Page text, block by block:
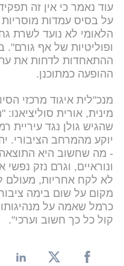
עוד נאמר כי אין זה
על בסיס עמדות מוסריות
הלאומי לא נועד לשרת
ופוליטיות של אף
ההתאחדות לדחות את
ההופעה כמתוכנן.
מנכ"לית איגוד מרכזי
מינית, אורית
שהגיש גולן נגד עיריית
יוקע מהמרחב הציבורי.
- מה שחשוב היא התוצאה.
ונוראיים, וגרם נזק
לא לקח אחריות, מעולם
מקום על שום בימה
כרמל שאמה על
קול כל כך חשוב וערכי".